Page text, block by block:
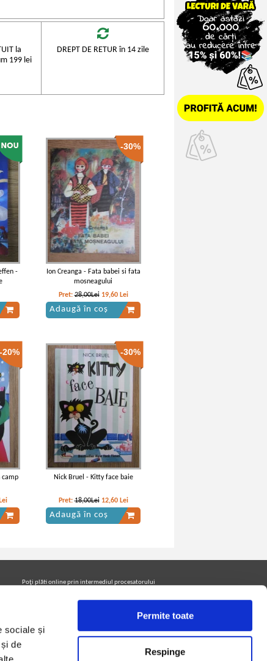
sociale și
de
Permite toate
Respinge
la
199 lei
DREPT DE RETUR în 14 zile
-
-30%
Ion Creanga - Fata babei si fata
mosneagului
Pret:28,00Lei 19,60 Lei
Adaugă în coș
-20%
camp
Lei
-30%
Nick Bruel - Kitty face baie
Pret:18,00Lei 12,60 Lei
Adaugă în coș
Poţi plăti online prin intermediul procesatorului
Urmăreşte-ne pe facebook pentru a fi la curent cu